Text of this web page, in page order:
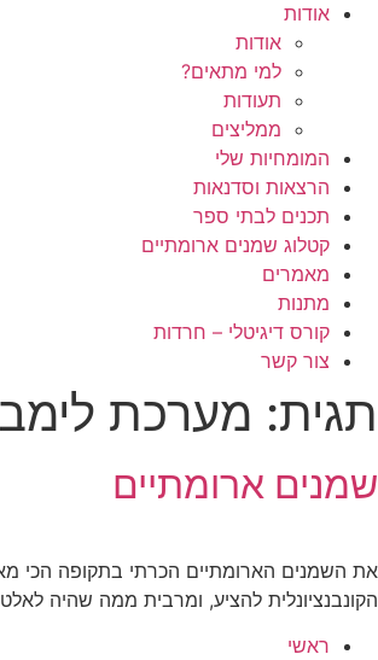
אודות
אודות
למי מתאים?
תעודות
ממליצים
המומחיות שלי
הרצאות וסדנאות
תכנים לבתי ספר
קטלוג שמנים ארומתיים
מאמרים
מתנות
קורס דיגיטלי – חרדות
צור קשר
תגית: מערכת
שמנים ארומתיים
את השמנים הארומתיים הכרתי בתקופה הכי
הקונבנציונלית להציע, ומרבית ממה שהיה
ראשי